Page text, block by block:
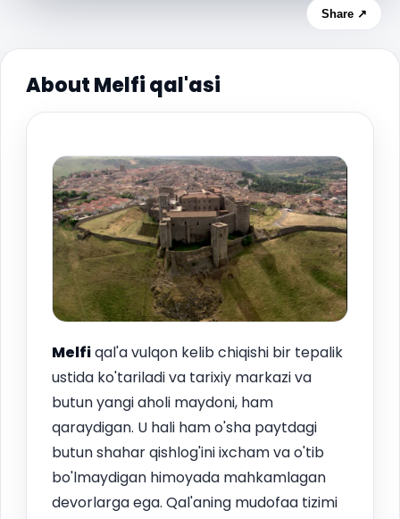
Share ↗
About Melfi qal'asi
Melfiqal'a vulqon kelib chiqishi bir tepalik
ustida ko'tariladi va tarixiy markazi va
butun yangi aholi maydoni, ham
qaraydigan. U hali ham o'sha paytdagi
butun shahar qishlog'ini ixcham va o'tib
bo'lmaydigan himoyada mahkamlagan
devorlarga ega. Qal'aning mudofaa tizimi